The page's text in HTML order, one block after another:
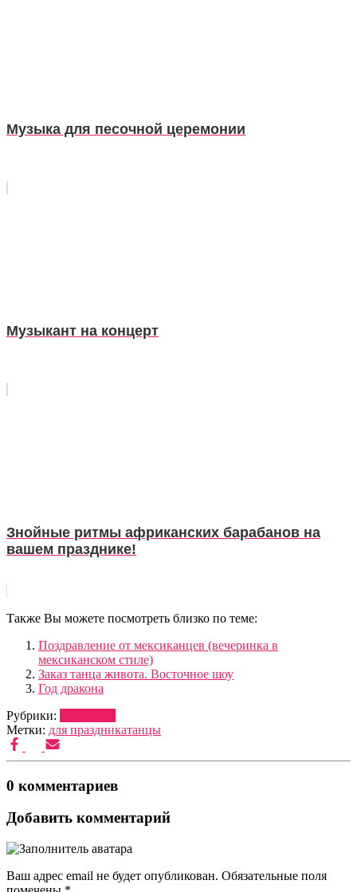
Музыка для песочной церемонии
Музыкант на концерт
Знойные ритмы африканских барабанов на
вашем празднике!
Также Вы можете посмотреть близко по теме:
Поздравление от мексиканцев (вечеринка в
мексиканском стиле)
Заказ танца живота. Восточное шоу
Год дракона
Рубрики:
Метки: для праздникатанцы
0 комментариев
Добавить комментарий
Ваш адрес email не будет опубликован. Обязательные поля